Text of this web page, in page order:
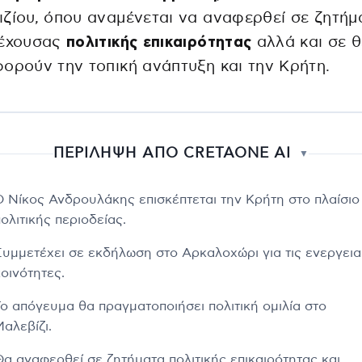
όπου αναμένεται να αναφερθεί σε
πολιτικής επικαιρότητας αλλά και σε
την τοπική ανάπτυξη και την Κρήτη.
ΠΕΡΙΛΗΨΗ ΑΠΟ CRETAONE AI ▼
Νίκος Ανδρουλάκης επισκέπτεται την Κρήτη στο πλαίσιο
περιοδείας.
σε εκδήλωση στο Αρκαλοχώρι για τις
απόγευμα θα πραγματοποιήσει πολιτική ομιλία στο